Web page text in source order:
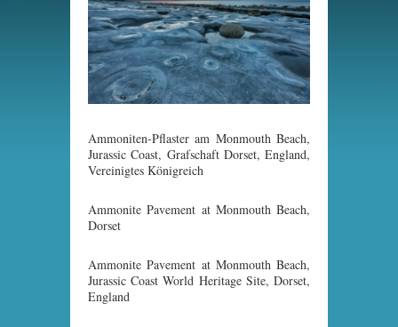
Ammoniten-Pflaster am Monmouth Beach,
Jurassic Coast, Grafschaft Dorset, England,
Vereinigtes Königreich
Ammonite Pavement at Monmouth Beach,
Dorset
Ammonite Pavement at Monmouth Beach,
Jurassic Coast World Heritage Site, Dorset,
England